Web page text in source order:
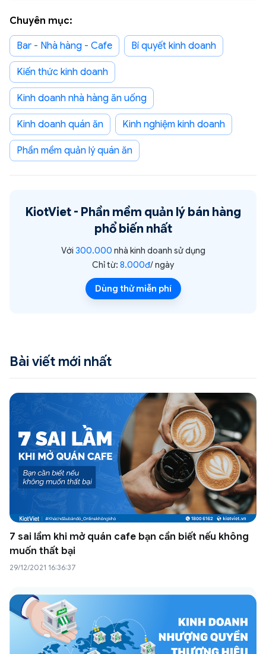
Chuyên mục:
Bar - Nhà hàng - Cafe Bí quyết kinh doanh
Kiến thức kinh doanh
Kinh doanh nhà hàng ăn uống
kinh doanh quán ăn Kinh nghiệm kinh doanh
phần mềm quản lý quán ăn
KiotViet - Phần mềm quản lý bán hàng
phổ biến nhất
Với 300.000 nhà kinh doanh sử dụng
Chỉ từ: 8.000đ/ ngày
Dùng thử miễn phí
Bài viết mới nhất
7 sai lầm khi mở quán cafe bạn cần biết nếu không
muốn thất bại
29/12/2021 16:36:37